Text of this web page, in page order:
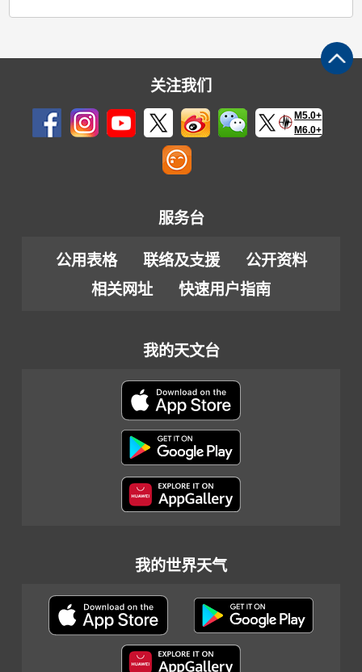
关注我们
M5.0+
M6.0+
服务台
公用表格 联络及支援
公开资料
相关网址
快速用户指南
我的天文台
我的世界天气